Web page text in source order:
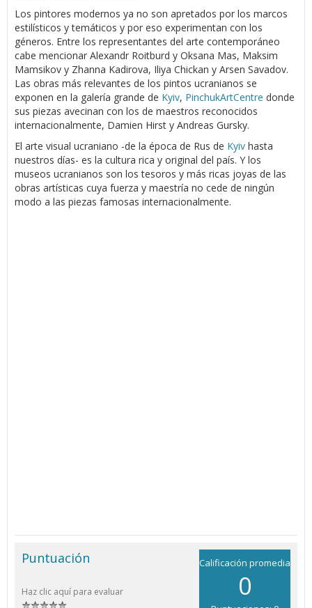
Los pintores modernos ya no son apretados por los marcos
estilísticos y temáticos y por eso experimentan con los
géneros. Entre los representantes del arte contemporáneo
cabe mencionar Alexandr Roitburd y Oksana Mas, Maksim
Mamsikov y Zhanna Kadirova, Iliya Chickan y Arsen Savadov.
Las obras más relevantes de los pintos ucranianos se
exponen en la galería grande de Kyiv, PinchukArtCentre donde
sus piezas avecinan con los de maestros reconocidos
internacionalmente, Damien Hirst y Andreas Gursky.
El arte visual ucraniano -de la época de Rus de Kyiv hasta
nuestros días- es la cultura rica y original del país. Y los
museos ucranianos son los tesoros y más ricas joyas de las
obras artísticas cuya fuerza y maestría no cede de ningún
modo a las piezas famosas internacionalmente.
Calificación promedia
0
Puntuación
Haz clic aquí para evaluar